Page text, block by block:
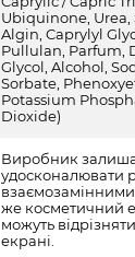
Ubiquinone, Urea,
Algin, Caprylyl
Pullulan, Parfum,
Glycol, Alcohol,
Sorbate,
Potassium
Dioxide)
Виробник
удосконалювати
же косметичний
можуть
екрані.